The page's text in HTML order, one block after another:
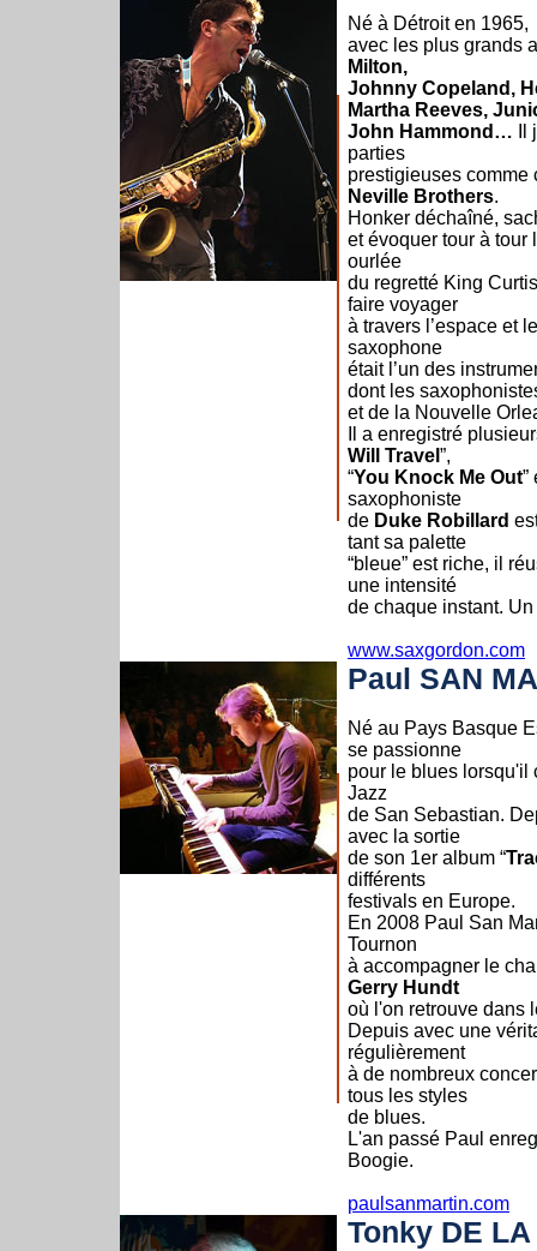
Né à Détroit en 1965,
avec les plus grands
Milton,
Johnny Copeland,
Martha Reeves,
John Hammond… Il
parties
prestigieuses
Neville Brothers.
Honker déchaîné,
et évoquer tour à tour
ourlée
du regretté King
faire voyager
à travers l’espace et
saxophone
était l’un des
dont les
et de la Nouvelle
Il a enregistré
Will Travel ”,
“You Knock Me Out”
saxophoniste
de Duke Robillard
tant sa palette
“bleue” est riche, il
une intensité
de chaque instant.
www.saxgordon.com
Paul SAN
Né au Pays Basque
se passionne
pour le blues lorsqu'il
Jazz
de San Sebastian.
avec la sortie
de son 1er album “
différents
festivals en Europe.
En 2008 Paul San
Tournon
à accompagner le
Gerry Hundt
où l'on retrouve dans
Depuis avec une
régulièrement
à de nombreux
tous les styles
de blues.
L'an passé Paul
Boogie.
paulsanmartin.com
Tonky DE